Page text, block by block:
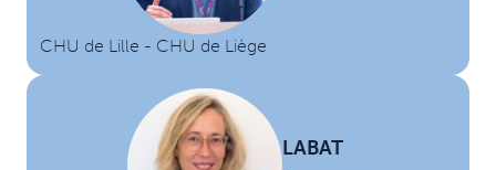
CHU de Lille - CHU de Liège
LABAT